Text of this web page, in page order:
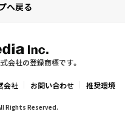
へ戻る
会社の登録商標です。
会社 お問い合わせ 推奨環境
Rights Reserved.